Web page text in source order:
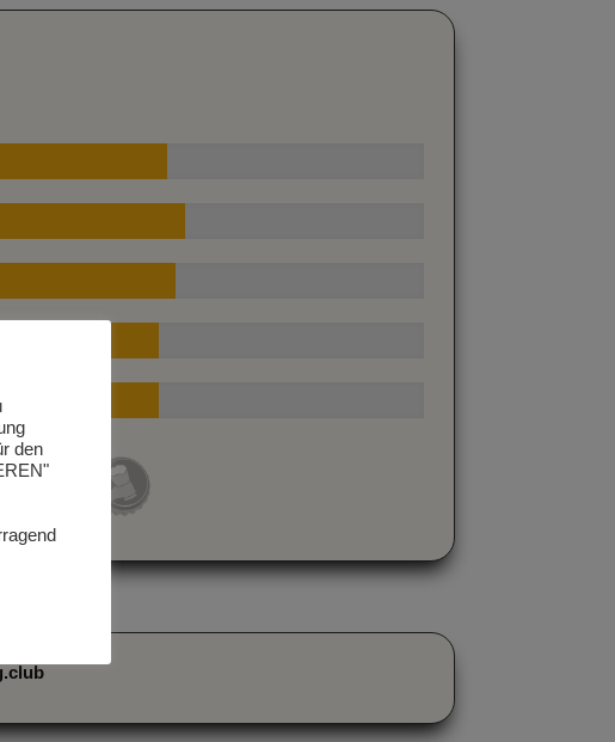
den